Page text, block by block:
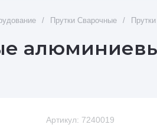
/ Прутки Сварочные /
Артикул: 7240019